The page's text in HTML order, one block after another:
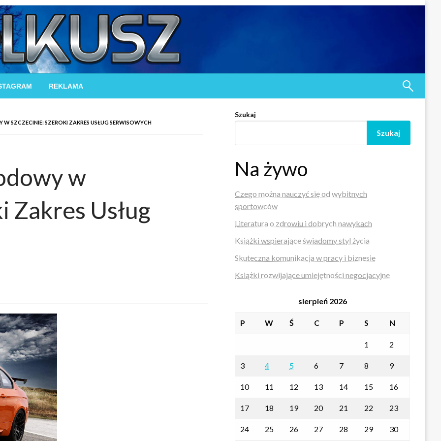
REKLAMA
SZCZECINIE: SZEROKI ZAKRES USŁUG SERWISOWYCH
w
Zakres Usług
Szukaj
Szukaj
Na żywo
Czego można nauczyć się od wybitnych
sportowców
Literatura o zdrowiu i dobrych nawykach
Książki wspierające świadomy styl życia
Skuteczna komunikacja w pracy i biznesie
Książki rozwijające umiejętności negocjacyjne
sierpień 2026
P W Ś C P S N
1 2
3 4 5 6 7 8 9
10 11 12 13 14 15 16
17 18 19 20 21 22 23
24 25 26 27 28 29 30